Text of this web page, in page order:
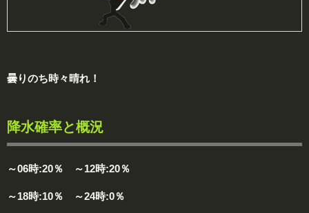
曇りのち時々晴れ！
降水確率と概況
～06時:20％ ～12時:20％
～18時:10％ ～24時:0％